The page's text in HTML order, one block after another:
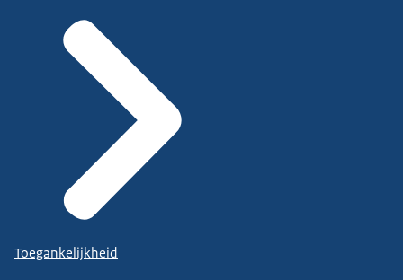
Toegankelijkheid